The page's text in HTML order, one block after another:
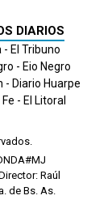
DIARIOS
- El Tribuno
- Eio Negro
- Diario Huarpe
- El Litoral
Raúl
de Bs. As.